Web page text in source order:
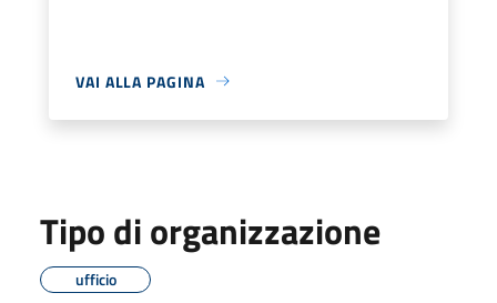
VAI ALLA PAGINA
Tipo di organizzazione
ufficio